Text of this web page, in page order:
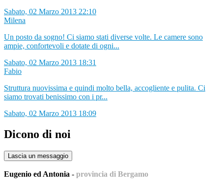
Sabato, 02 Marzo 2013 22:10
Milena
Un posto da sogno! Ci siamo stati diverse volte. Le camere sono
ampie, confortevoli e dotate di ogni...
Sabato, 02 Marzo 2013 18:31
Fabio
Struttura nuovissima e quindi molto bella, accogliente e pulita. Ci
siamo trovati benissimo con i pr...
Sabato, 02 Marzo 2013 18:09
Dicono di noi
Lascia un messaggio
Eugenio ed Antonia - provincia di Bergamo